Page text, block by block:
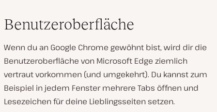
Benutzeroberfläche
Wenn du an Google Chrome gewöhnt bist, wird dir die
Benutzeroberfläche von Microsoft Edge ziemlich
vertraut vorkommen (und umgekehrt). Du kannst zum
Beispiel in jedem Fenster mehrere Tabs öffnen und
Lesezeichen für deine Lieblingsseiten setzen.